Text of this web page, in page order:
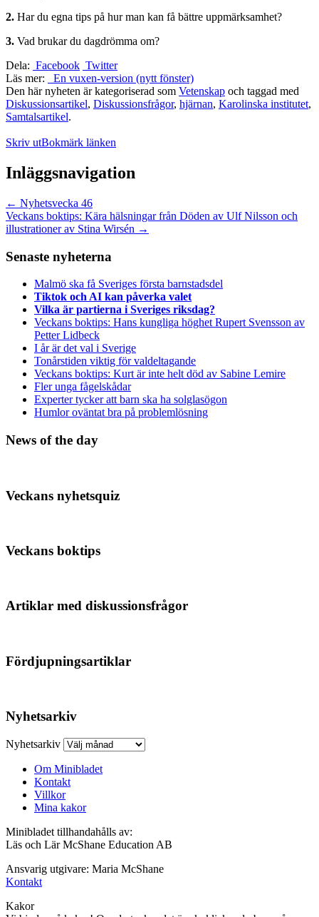
2. Har du egna tips på hur man kan få bättre uppmärksamhet?
3. Vad brukar du dagdrömma om?
Dela: Facebook Twitter
Läs mer:
En vuxen-version (nytt fönster)
Den här nyheten är kategoriserad som Vetenskap och taggad med
Diskussionsartikel, Diskussionsfrågor, hjärnan, Karolinska institutet,
Samtalsartikel.
Skriv utBokmärk länken
Inläggsnavigation
← Nyhetsvecka 46
Veckans boktips: Kära hälsningar från Döden av Ulf Nilsson och
illustrationer av Stina Wirsén →
Senaste nyheterna
Malmö ska få Sveriges första barnstadsdel
Tiktok och AI kan påverka valet
Vilka är partierna i Sveriges riksdag?
Veckans boktips: Hans kungliga höghet Rupert Svensson av
Petter Lidbeck
I år är det val i Sverige
Tonårstiden viktig för valdeltagande
Veckans boktips: Kurt är inte helt död av Sabine Lemire
Fler unga fågelskådar
Experter tycker att barn ska ha solglasögon
Humlor oväntat bra på problemlösning
News of the day
Veckans nyhetsquiz
Veckans boktips
Artiklar med diskussionsfrågor
Fördjupningsartiklar
Nyhetsarkiv
Nyhetsarkiv
Om Minibladet
Kontakt
Villkor
Mina kakor
Minibladet tillhandahålls av:
Läs och Lär McShane Education AB
Ansvarig utgivare: Maria McShane
Kontakt
Kakor